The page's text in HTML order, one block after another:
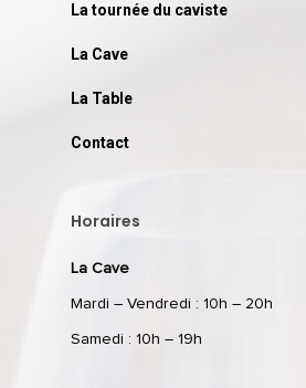
La tournée du caviste
La Cave
La Table
Contact
Horaires
La Cave
Mardi – Vendredi : 10h – 20h
Samedi : 10h – 19h